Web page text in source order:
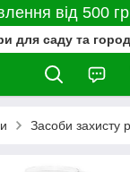
від 500
для саду та
Засоби захисту